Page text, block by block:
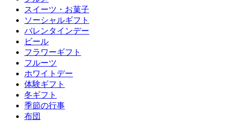
スイーツ・お菓子
ソーシャルギフト
バレンタインデー
ビール
フラワーギフト
フルーツ
ホワイトデー
体験ギフト
冬ギフト
季節の行事
布団